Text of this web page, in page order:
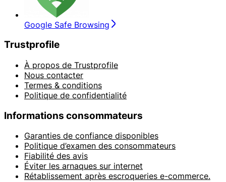
Google Safe Browsing
Trustprofile
À propos de Trustprofile
Nous contacter
Termes & conditions
Politique de confidentialité
Informations consommateurs
Garanties de confiance disponibles
Politique d’examen des consommateurs
Fiabilité des avis
Éviter les arnaques sur internet
Rétablissement après escroqueries e-commerce.